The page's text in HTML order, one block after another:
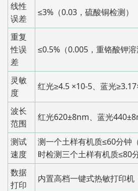
线性
误差
≤3%（0.03，硫酸铜检测）
重复
性误
差
≤0.5%（0.005，重铬酸钾溶
灵敏
度
红光≥4.5 ×10-5、蓝光
波长
范围
红光620±8nm、蓝光
测试
速度
测一个土样有机质≤60分钟
时检测三个土样有机质≤80
数据
打印
内置高档一键式热敏打印机